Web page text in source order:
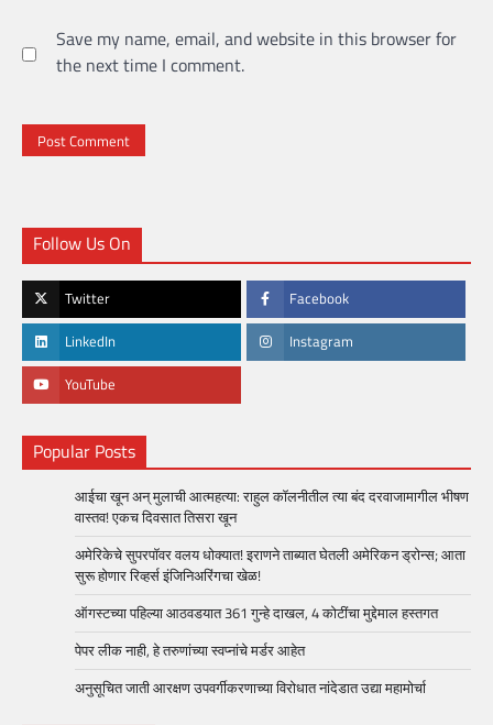
Save my name, email, and website in this browser for
the next time I comment.
Follow Us On
Twitter Facebook
LinkedIn Instagram
YouTube
Popular Posts
आईचा खून अन् मुलाची आत्महत्या: राहुल कॉलनीतील त्या बंद दरवाजामागील भीषण
वास्तव! एकच दिवसात तिसरा खून
अमेरिकेचे सुपरपॉवर वलय धोक्यात! इराणने ताब्यात घेतली अमेरिकन ड्रोन्स; आता
सुरू होणार रिव्हर्स इंजिनिअरिंगचा खेळ!
ऑगस्टच्या पहिल्या आठवडयात 361 गुन्हे दाखल, 4 कोटींचा मुद्देमाल हस्तगत
पेपर लीक नाही, हे तरुणांच्या स्वप्नांचे मर्डर आहेत
अनुसूचित जाती आरक्षण उपवर्गीकरणाच्या विरोधात नांदेडात उद्या महामोर्चा